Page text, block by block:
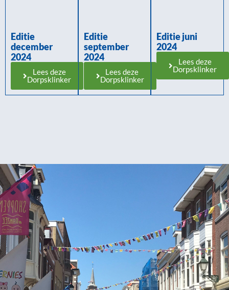
Editie
december
2024
Lees deze
Dorpsklinker
Editie
september
2024
Lees deze
Dorpsklinker
Editie juni
2024
Lees deze
Dorpsklinker